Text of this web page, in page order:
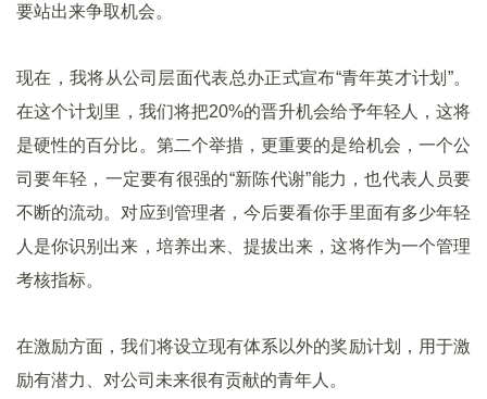
要站出来争取机会。
现在，我将从公司层面代表总办正式宣布“青年英才计划”。
在这个计划里，我们将把20%的晋升机会给予年轻人，这将
是硬性的百分比。第二个举措，更重要的是给机会，一个公
司要年轻，一定要有很强的“新陈代谢”能力，也代表人员要
不断的流动。对应到管理者，今后要看你手里面有多少年轻
人是你识别出来，培养出来、提拔出来，这将作为一个管理
考核指标。
在激励方面，我们将设立现有体系以外的奖励计划，用于激
励有潜力、对公司未来很有贡献的青年人。